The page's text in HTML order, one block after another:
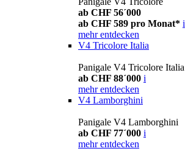
ab CHF 56´000
ab CHF 589 pro Monat* i
mehr entdecken
V4 Tricolore Italia
Panigale V4 Tricolore Italia
ab CHF 88´000 i
mehr entdecken
V4 Lamborghini
Panigale V4 Lamborghini
ab CHF 77´000 i
mehr entdecken